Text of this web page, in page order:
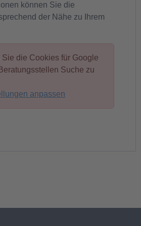
können Sie die
der Nähe zu Ihrem
Sie die Cookies für Google
Suche zu
anpassen